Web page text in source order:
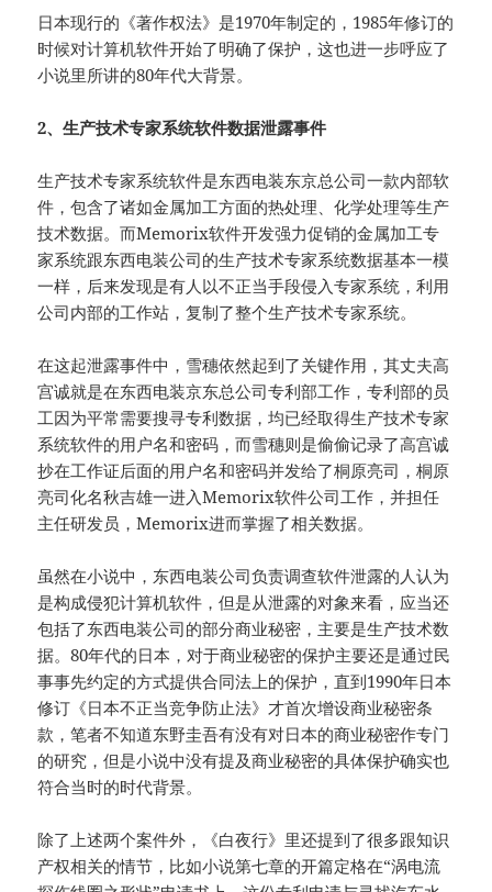
日本现行的《著作权法》是1970年制定的，1985年修订的
时候对计算机软件开始了明确了保护，这也进一步呼应了
小说里所讲的80年代大背景。
2、生产技术专家系统软件数据泄露事件
生产技术专家系统软件是东西电装东京总公司一款内部软
件，包含了诸如金属加工方面的热处理、化学处理等生产
技术数据。而Memorix软件开发强力促销的金属加工专
家系统跟东西电装公司的生产技术专家系统数据基本一模
一样，后来发现是有人以不正当手段侵入专家系统，利用
公司内部的工作站，复制了整个生产技术专家系统。
在这起泄露事件中，雪穗依然起到了关键作用，其丈夫高
宫诚就是在东西电装京东总公司专利部工作，专利部的员
工因为平常需要搜寻专利数据，均已经取得生产技术专家
系统软件的用户名和密码，而雪穗则是偷偷记录了高宫诚
抄在工作证后面的用户名和密码并发给了桐原亮司，桐原
亮司化名秋吉雄一进入Memorix软件公司工作，并担任
主任研发员，Memorix进而掌握了相关数据。
虽然在小说中，东西电装公司负责调查软件泄露的人认为
是构成侵犯计算机软件，但是从泄露的对象来看，应当还
包括了东西电装公司的部分商业秘密，主要是生产技术数
据。80年代的日本，对于商业秘密的保护主要还是通过民
事事先约定的方式提供合同法上的保护，直到1990年日本
修订《日本不正当竞争防止法》才首次增设商业秘密条
款，笔者不知道东野圭吾有没有对日本的商业秘密作专门
的研究，但是小说中没有提及商业秘密的具体保护确实也
符合当时的时代背景。
除了上述两个案件外，《白夜行》里还提到了很多跟知识
产权相关的情节，比如小说第七章的开篇定格在“涡电流